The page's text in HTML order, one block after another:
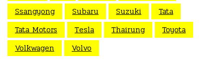
Ssangyong
Subaru Suzuki
Tata
Tata Motors
Tesla Thairung
Toyota
Volkwagen
Volvo